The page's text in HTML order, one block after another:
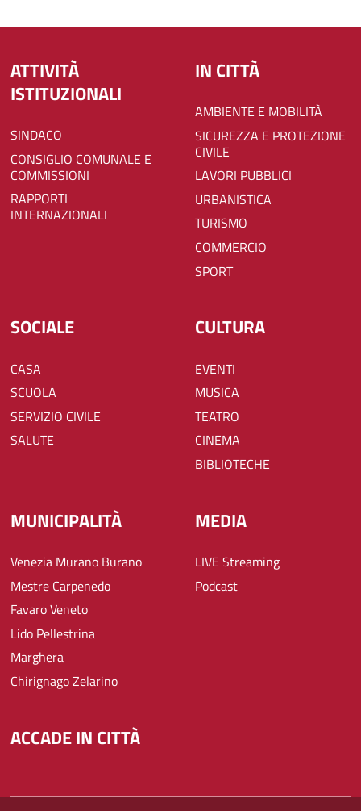
ATTIVITÀ
ISTITUZIONALI
SINDACO
CONSIGLIO COMUNALE E
COMMISSIONI
RAPPORTI
INTERNAZIONALI
IN CITTÀ
AMBIENTE E MOBILITÀ
SICUREZZA E PROTEZIONE
CIVILE
LAVORI PUBBLICI
URBANISTICA
TURISMO
COMMERCIO
SPORT
SOCIALE
CASA
SCUOLA
SERVIZIO CIVILE
SALUTE
CULTURA
EVENTI
MUSICA
TEATRO
CINEMA
BIBLIOTECHE
MUNICIPALITÀ
Venezia Murano Burano
Mestre Carpenedo
Favaro Veneto
Lido Pellestrina
Marghera
Chirignago Zelarino
MEDIA
LIVE Streaming
Podcast
ACCADE IN CITTÀ